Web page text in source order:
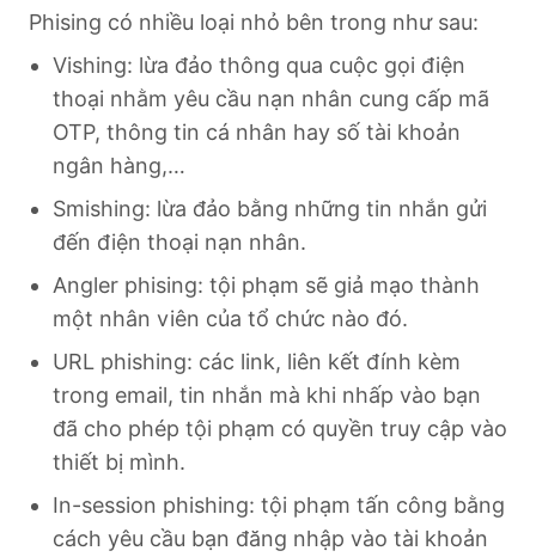
Phising có nhiều loại nhỏ bên trong như sau:
Vishing: lừa đảo thông qua cuộc gọi điện
thoại nhằm yêu cầu nạn nhân cung cấp mã
OTP, thông tin cá nhân hay số tài khoản
ngân hàng,…
Smishing: lừa đảo bằng những tin nhắn gửi
đến điện thoại nạn nhân.
Angler phising: tội phạm sẽ giả mạo thành
một nhân viên của tổ chức nào đó.
URL phishing: các link, liên kết đính kèm
trong email, tin nhắn mà khi nhấp vào bạn
đã cho phép tội phạm có quyền truy cập vào
thiết bị mình.
In-session phishing: tội phạm tấn công bằng
cách yêu cầu bạn đăng nhập vào tài khoản